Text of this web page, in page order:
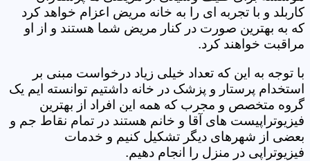
کاربلد و با تجربه ای را به خانه مریض اعزام خواهد کرد
که به بهترین صورت در کنار مریض شما هستند و از او
مراقبت خواهند کرد.
با توجه به این که تعداد خیلی زیاد درخواست مبنی بر
استخدام پرستار و پزشک در خانه داشتیم توانسته ایم یک
گروه متخصص و مجرب که همه این افراد از بهترین
فیزیوتراپیست های آقا و خانم هستند در تمام نقاط جم و
بعضی از شهرهای دیگر تشکیل کنیم و خدمات
فیزیوتراپی در منزل را انجام دهیم.